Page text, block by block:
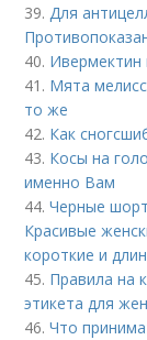
39.Для
40. Ивермектин
41. Мята
то же
42. Как
43. Косы на
именно Вам
44.Черные
Красивые
короткие и
45. Правила на
этикета для
46.Что